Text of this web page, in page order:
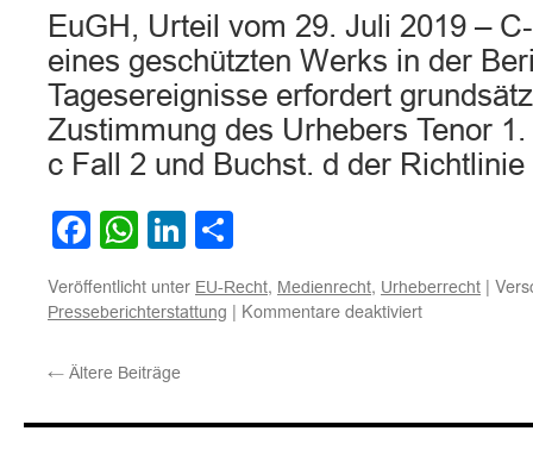
EuGH, Urteil vom 29. Juli 2019 –
eines geschützten Werks in der
Tagesereignisse erfordert
Zustimmung des Urhebers Tenor
c Fall 2 und Buchst. d der
Facebook
WhatsApp
LinkedIn
Veröffentlicht unter EU-Recht, Medienrecht, Urheberrecht |
Presseberichterstattung | Kommentare deaktiviertfür
Werks
← Ältere Beiträge